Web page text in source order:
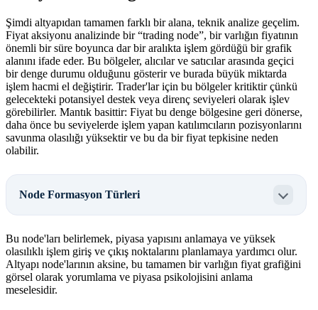
Şimdi altyapıdan tamamen farklı bir alana, teknik analize geçelim.
Fiyat aksiyonu analizinde bir “trading node”, bir varlığın fiyatının
önemli bir süre boyunca dar bir aralıkta işlem gördüğü bir grafik
alanını ifade eder. Bu bölgeler, alıcılar ve satıcılar arasında geçici
bir denge durumu olduğunu gösterir ve burada büyük miktarda
işlem hacmi el değiştirir. Trader'lar için bu bölgeler kritiktir çünkü
gelecekteki potansiyel destek veya direnç seviyeleri olarak işlev
görebilirler. Mantık basittir: Fiyat bu denge bölgesine geri dönerse,
daha önce bu seviyelerde işlem yapan katılımcıların pozisyonlarını
savunma olasılığı yüksektir ve bu da bir fiyat tepkisine neden
olabilir.
Node Formasyon Türleri
Bu node'ları belirlemek, piyasa yapısını anlamaya ve yüksek
olasılıklı işlem giriş ve çıkış noktalarını planlamaya yardımcı olur.
Altyapı node'larının aksine, bu tamamen bir varlığın fiyat grafiğini
görsel olarak yorumlama ve piyasa psikolojisini anlama
meselesidir.